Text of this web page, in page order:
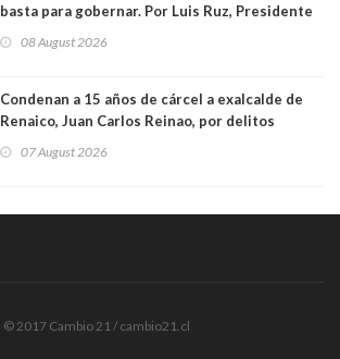
basta para gobernar. Por Luis Ruz, Presidente
08 August 2026
Condenan a 15 años de cárcel a exalcalde de
Renaico, Juan Carlos Reinao, por delitos
07 August 2026
© 2017 Cambio 21 / cambio21.cl